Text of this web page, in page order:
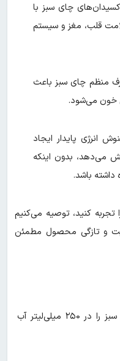
چای سبز با
قلب، مغز و سیستم
منظم چای سبز باعث
خون می‌شود.
انرژی پایدار ایجاد
می‌دهد، بدون اینکه
داشته باشد.
تجربه کنید، توصیه می‌کنیم
و تازگی محصول مطمئن
یک قاشق چای‌خوری برگ چای سبز را در ۲۵۰ میلی‌لیتر آب